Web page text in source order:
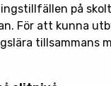
på
För att kunna
tillsammans